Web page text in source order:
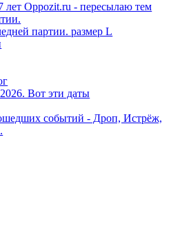
Oppozit.ru - пересылаю тем
партии. размер L
Вот эти даты
событий - Дроп, Истрёж,